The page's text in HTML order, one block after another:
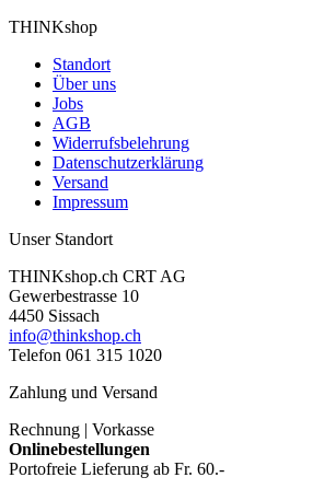
THINKshop
Standort
Über uns
Jobs
AGB
Widerrufsbelehrung
Datenschutzerklärung
Versand
Impressum
Unser Standort
THINKshop.ch CRT AG
Gewerbestrasse 10
4450 Sissach
info@thinkshop.ch
Telefon 061 315 1020
Zahlung und Versand
Rechnung | Vorkasse
Onlinebestellungen
Portofreie Lieferung ab Fr. 60.-